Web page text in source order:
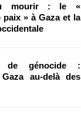
mourir : le «
paix » à Gaza et la
de génocide :
au-delà des